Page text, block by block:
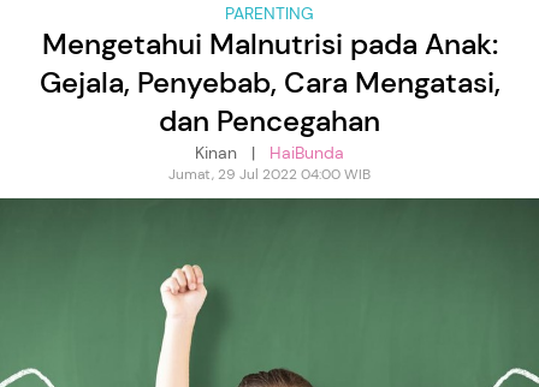
PARENTING
Mengetahui Malnutrisi pada Anak:
Gejala, Penyebab, Cara Mengatasi,
dan Pencegahan
Kinan | HaiBunda
Jumat, 29 Jul 2022 04:00 WIB